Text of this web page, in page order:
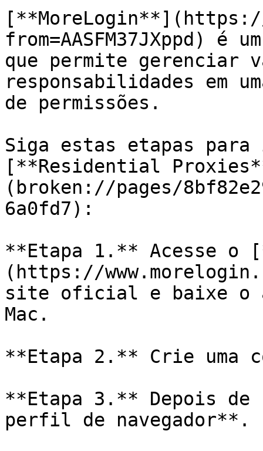
[**MoreLogin**](https://
from=AASFM37JXppd) é
que permite gerenciar
responsabilidades em
de permissões.
Siga estas etapas
[**Residential
(broken://pages/
6a0fd7):
**Etapa 1.** Acesse o
(https://
site oficial e baixe o
Mac.
**Etapa 2.** Crie uma
**Etapa 3.** Depois
perfil de navegador**.